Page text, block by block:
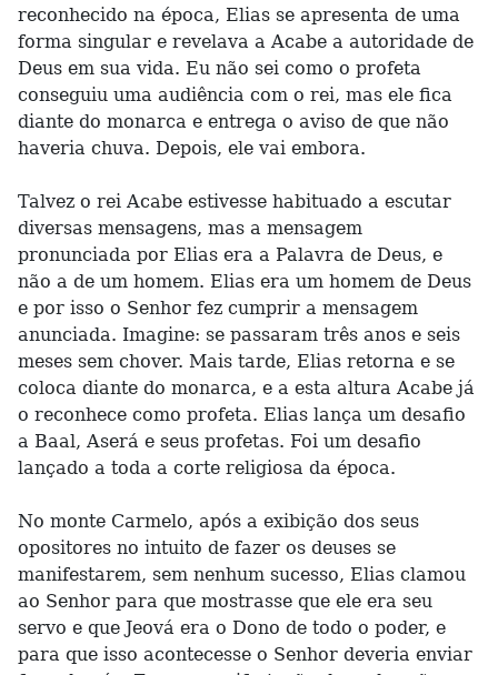
reconhecido na época, Elias se apresenta de uma
forma singular e revelava a Acabe a autoridade de
Deus em sua vida. Eu não sei como o profeta
conseguiu uma audiência com o rei, mas ele fica
diante do monarca e entrega o aviso de que não
haveria chuva. Depois, ele vai embora.
Talvez o rei Acabe estivesse habituado a escutar
diversas mensagens, mas a mensagem
pronunciada por Elias era a Palavra de Deus, e
não a de um homem. Elias era um homem de Deus
e por isso o Senhor fez cumprir a mensagem
anunciada. Imagine: se passaram três anos e seis
meses sem chover. Mais tarde, Elias retorna e se
coloca diante do monarca, e a esta altura Acabe já
o reconhece como profeta. Elias lança um desafio
a Baal, Aserá e seus profetas. Foi um desafio
lançado a toda a corte religiosa da época.
No monte Carmelo, após a exibição dos seus
opositores no intuito de fazer os deuses se
manifestarem, sem nenhum sucesso, Elias clamou
ao Senhor para que mostrasse que ele era seu
servo e que Jeová era o Dono de todo o poder, e
para que isso acontecesse o Senhor deveria enviar